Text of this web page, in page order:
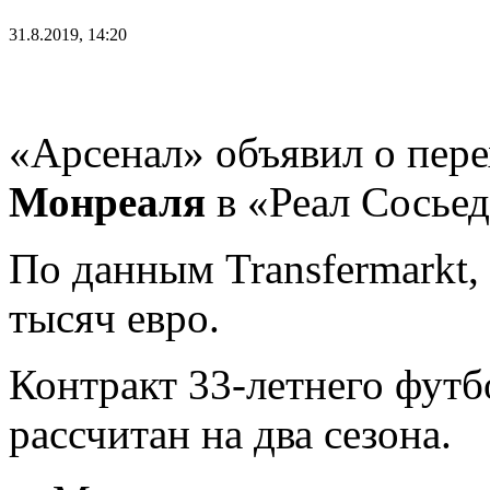
31.8.2019, 14:20
«Арсенал» объявил о
Монреаля в «Реал
По данным Transfermarkt,
тысяч евро.
Контракт 33-летнего
рассчитан на два сезона.